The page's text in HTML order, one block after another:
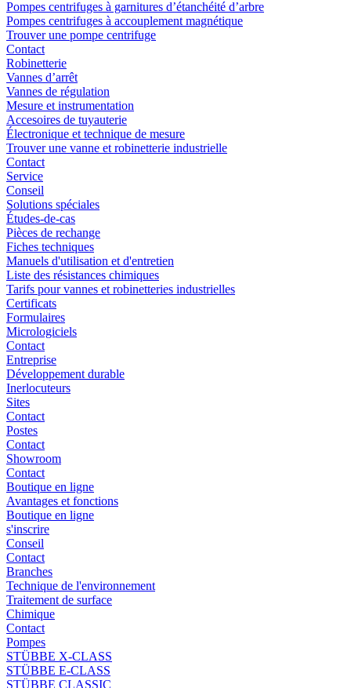
Pompes centrifuges à garnitures d’étanchéité d’arbre
Pompes centrifuges à accouplement magnétique
Trouver une pompe centrifuge
Contact
Robinetterie
Vannes d’arrêt
Vannes de régulation
Mesure et instrumentation
Accesoires de tuyauterie
Électronique et technique de mesure
Trouver une vanne et robinetterie industrielle
Contact
Service
Conseil
Solutions spéciales
Études-de-cas
Pièces de rechange
Fiches techniques
Manuels d'utilisation et d'entretien
Liste des résistances chimiques
Tarifs pour vannes et robinetteries industrielles
Certificats
Formulaires
Micrologiciels
Contact
Entreprise
Développement durable
Inerlocuteurs
Sites
Contact
Postes
Contact
Showroom
Contact
Boutique en ligne
Avantages et fonctions
Boutique en ligne
s'inscrire
Conseil
Contact
Branches
Technique de l'environnement
Traitement de surface
Chimique
Contact
Pompes
STÜBBE X-CLASS
STÜBBE E-CLASS
STÜBBE CLASSIC